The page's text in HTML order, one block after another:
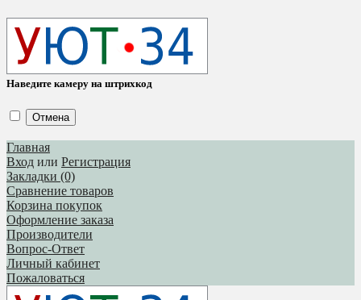
Наведите камеру на штрихкод
Отмена
Главная
Вход или Регистрация
Закладки (0)
Сравнение товаров
Корзина покупок
Оформление заказа
Производители
Вопрос-Ответ
Личный кабинет
Пожаловаться